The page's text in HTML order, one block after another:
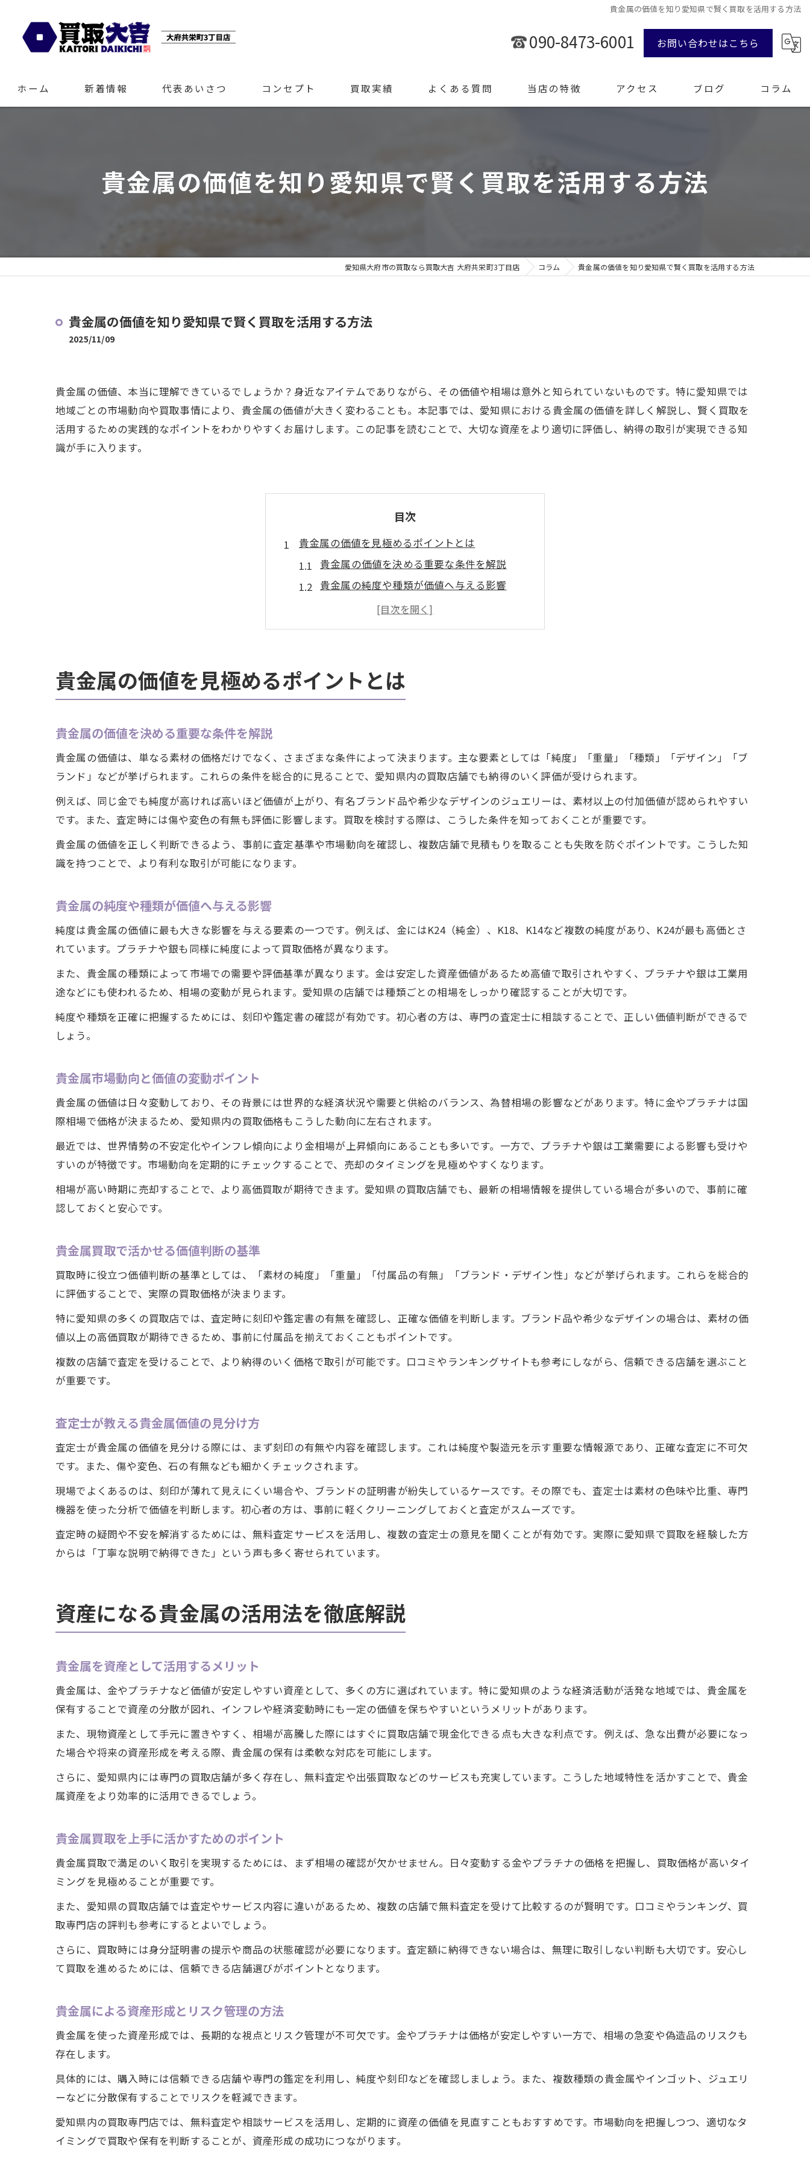
貴金属の価値を知り愛知県で賢く買取を活用する方法
090-8473-6001 お問い合わせはこちら
ホーム 新着情報 代表あいさつ コンセプト 買取実績 よくある質問 当店の特徴
腕時計
アクセス ブログ コラム
貴金属の価値を知り愛知県で賢く買取を活用する方法
愛知県大府市の買取なら買取大吉 大府共栄町3丁目店 コラム 貴金属の価値を知り愛知県で賢く買取を活用する方法
貴金属の価値を知り愛知県で賢く買取を活用する方法
2025/11/09
貴金属の価値、本当に理解できているでしょうか？身近なアイテムでありながら、その価値や相場は意外と知られていないものです。特に愛知県では
地域ごとの市場動向や買取事情により、貴金属の価値が大きく変わることも。本記事では、愛知県における貴金属の価値を詳しく解説し、賢く買取を
活用するための実践的なポイントをわかりやすくお届けします。この記事を読むことで、大切な資産をより適切に評価し、納得の取引が実現できる知
識が手に入ります。
目次
貴金属の価値を見極めるポイントとは
貴金属の価値を決める重要な条件を解説
貴金属の純度や種類が価値へ与える影響
貴金属市場動向と価値の変動ポイント
貴金属買取で活かせる価値判断の基準
資産になる貴金属の活用法を徹底解説
貴金属を資産として活用するメリット
賢く貴金属を活用するための買取戦略
貴金属資産の価値を高める管理と保有術
愛知県で知っておきたい貴金属買取事情
愛知県の貴金属買取市場の特徴を解説
貴金属買取で重視すべき地域の傾向
市場動向から考える賢い貴金属の選び方
貴金属市場動向を反映した選び方のコツ
買取を見据えた貴金属選びのポイント
価値が安定しやすい貴金属の特徴を解説
貴金属の相場変動と買取価格の関係性
相場情報を活用した貴金属買取のポイント
安心して貴金属を手放すための注意点
貴金属買取の安全な手続きと確認事項
貴金属の価値を見極めるポイントとは
貴金属の価値を決める重要な条件を解説
貴金属の価値は、単なる素材の価格だけでなく、さまざまな条件によって決まります。主な要素としては「純度」「重量」「種類」「デザイン」「ブ
ランド」などが挙げられます。これらの条件を総合的に見ることで、愛知県内の買取店舗でも納得のいく評価が受けられます。
例えば、同じ金でも純度が高ければ高いほど価値が上がり、有名ブランド品や希少なデザインのジュエリーは、素材以上の付加価値が認められやすい
です。また、査定時には傷や変色の有無も評価に影響します。買取を検討する際は、こうした条件を知っておくことが重要です。
貴金属の価値を正しく判断できるよう、事前に査定基準や市場動向を確認し、複数店舗で見積もりを取ることも失敗を防ぐポイントです。こうした知
識を持つことで、より有利な取引が可能になります。
貴金属の純度や種類が価値へ与える影響
純度は貴金属の価値に最も大きな影響を与える要素の一つです。例えば、金にはK24（純金）、K18、K14など複数の純度があり、K24が最も高価とさ
れています。プラチナや銀も同様に純度によって買取価格が異なります。
また、貴金属の種類によって市場での需要や評価基準が異なります。金は安定した資産価値があるため高値で取引されやすく、プラチナや銀は工業用
途などにも使われるため、相場の変動が見られます。愛知県の店舗では種類ごとの相場をしっかり確認することが大切です。
純度や種類を正確に把握するためには、刻印や鑑定書の確認が有効です。初心者の方は、専門の査定士に相談することで、正しい価値判断ができるで
しょう。
貴金属市場動向と価値の変動ポイント
貴金属の価値は日々変動しており、その背景には世界的な経済状況や需要と供給のバランス、為替相場の影響などがあります。特に金やプラチナは国
際相場で価格が決まるため、愛知県内の買取価格もこうした動向に左右されます。
最近では、世界情勢の不安定化やインフレ傾向により金相場が上昇傾向にあることも多いです。一方で、プラチナや銀は工業需要による影響も受けや
すいのが特徴です。市場動向を定期的にチェックすることで、売却のタイミングを見極めやすくなります。
相場が高い時期に売却することで、より高価買取が期待できます。愛知県の買取店舗でも、最新の相場情報を提供している場合が多いので、事前に確
認しておくと安心です。
貴金属買取で活かせる価値判断の基準
買取時に役立つ価値判断の基準としては、「素材の純度」「重量」「付属品の有無」「ブランド・デザイン性」などが挙げられます。これらを総合的
に評価することで、実際の買取価格が決まります。
特に愛知県の多くの買取店では、査定時に刻印や鑑定書の有無を確認し、正確な価値を判断します。ブランド品や希少なデザインの場合は、素材の価
値以上の高価買取が期待できるため、事前に付属品を揃えておくこともポイントです。
複数の店舗で査定を受けることで、より納得のいく価格で取引が可能です。口コミやランキングサイトも参考にしながら、信頼できる店舗を選ぶこと
が重要です。
査定士が教える貴金属価値の見分け方
査定士が貴金属の価値を見分ける際には、まず刻印の有無や内容を確認します。これは純度や製造元を示す重要な情報源であり、正確な査定に不可欠
です。また、傷や変色、石の有無なども細かくチェックされます。
現場でよくあるのは、刻印が薄れて見えにくい場合や、ブランドの証明書が紛失しているケースです。その際でも、査定士は素材の色味や比重、専門
機器を使った分析で価値を判断します。初心者の方は、事前に軽くクリーニングしておくと査定がスムーズです。
査定時の疑問や不安を解消するためには、無料査定サービスを活用し、複数の査定士の意見を聞くことが有効です。実際に愛知県で買取を経験した方
からは「丁寧な説明で納得できた」という声も多く寄せられています。
資産になる貴金属の活用法を徹底解説
貴金属を資産として活用するメリット
貴金属は、金やプラチナなど価値が安定しやすい資産として、多くの方に選ばれています。特に愛知県のような経済活動が活発な地域では、貴金属を
保有することで資産の分散が図れ、インフレや経済変動時にも一定の価値を保ちやすいというメリットがあります。
また、現物資産として手元に置きやすく、相場が高騰した際にはすぐに買取店舗で現金化できる点も大きな利点です。例えば、急な出費が必要になっ
た場合や将来の資産形成を考える際、貴金属の保有は柔軟な対応を可能にします。
さらに、愛知県内には専門の買取店舗が多く存在し、無料査定や出張買取などのサービスも充実しています。こうした地域特性を活かすことで、貴金
属資産をより効率的に活用できるでしょう。
貴金属買取を上手に活かすためのポイント
貴金属買取で満足のいく取引を実現するためには、まず相場の確認が欠かせません。日々変動する金やプラチナの価格を把握し、買取価格が高いタイ
ミングを見極めることが重要です。
また、愛知県の買取店舗では査定やサービス内容に違いがあるため、複数の店舗で無料査定を受けて比較するのが賢明です。口コミやランキング、買
取専門店の評判も参考にするとよいでしょう。
さらに、買取時には身分証明書の提示や商品の状態確認が必要になります。査定額に納得できない場合は、無理に取引しない判断も大切です。安心し
て買取を進めるためには、信頼できる店舗選びがポイントとなります。
貴金属による資産形成とリスク管理の方法
貴金属を使った資産形成では、長期的な視点とリスク管理が不可欠です。金やプラチナは価格が安定しやすい一方で、相場の急変や偽造品のリスクも
存在します。
具体的には、購入時には信頼できる店舗や専門の鑑定を利用し、純度や刻印などを確認しましょう。また、複数種類の貴金属やインゴット、ジュエリ
ーなどに分散保有することでリスクを軽減できます。
愛知県内の買取専門店では、無料査定や相談サービスを活用し、定期的に資産の価値を見直すこともおすすめです。市場動向を把握しつつ、適切なタ
イミングで買取や保有を判断することが、資産形成の成功につながります。